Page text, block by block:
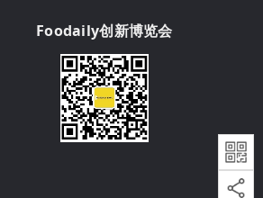
Foodaily创新博览会